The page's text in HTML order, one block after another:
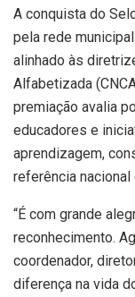
A conquista do
pela rede
alinhado às
Alfabetizada
premiação avalia
educadores e
aprendizagem,
referência nacional
“É com grande
reconhecimento.
coordenador,
diferença na vida